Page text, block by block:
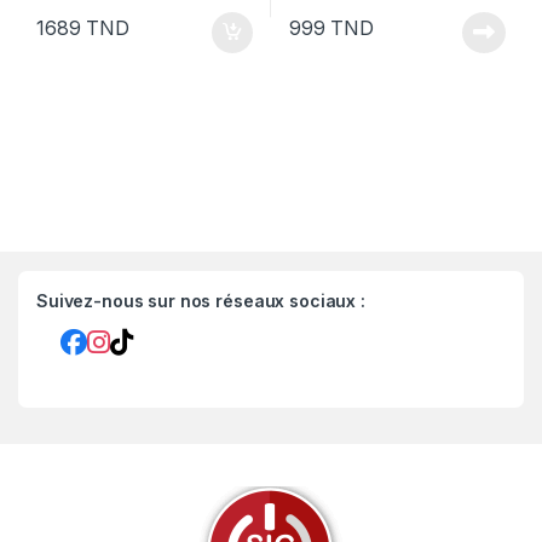
1689 TND 999 TND
Suivez-nous sur nos réseaux sociaux :